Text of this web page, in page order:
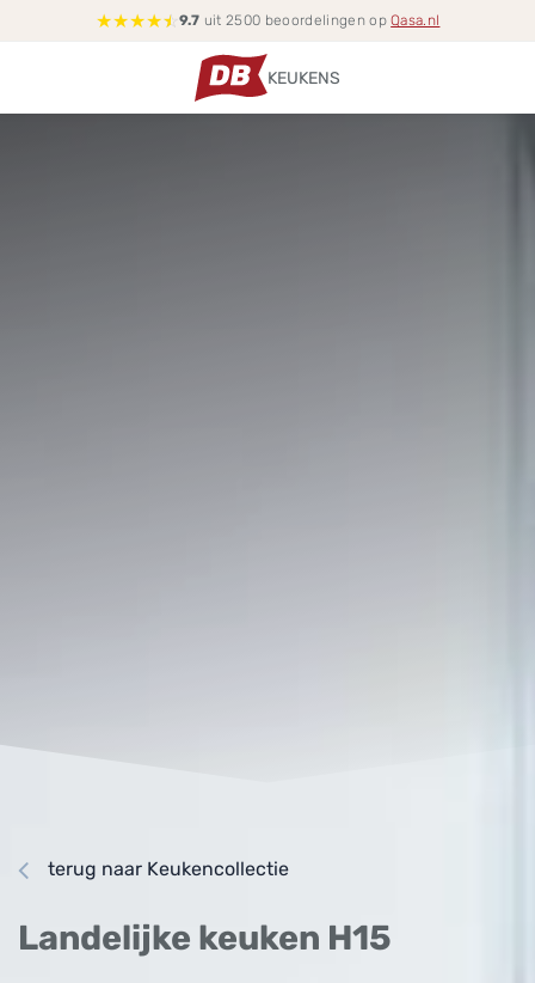
★★★★☆ 9.7 uit 2500 beoordelingen opQasa.nl
KEUKENS
terug naar Keukencollectie
Landelijke keuken H15